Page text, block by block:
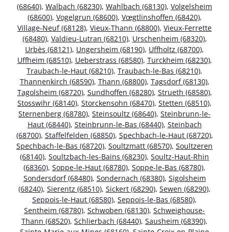
(68640), Walbach (68230), Wahlbach (68130), Volgelsheim
(68600), Vogelgrun (68600), Vœgtlinshoffen (68420),
Village-Neuf (68128), Vieux-Thann (68800), Vieux-Ferrette
(68480), Valdieu-Lutran (68210), Urschenheim (68320),
Urbès (68121), Ungersheim (68190), Uffholtz (68700),
Uffheim (68510), Ueberstrass (68580), Turckheim (68230),
Traubach-le-Haut (68210), Traubach-le-Bas (68210),
Thannenkirch (68590), Thann (68800), Tagsdorf (68130),
Tagolsheim (68720), Sundhoffen (68280), Strueth (68580),
Stosswihr (68140), Storckensohn (68470), Stetten (68510),
Sternenberg (68780), Steinsoultz (68640), Steinbrunn-le-
Haut (68440), Steinbrunn-le-Bas (68440), Steinbach
(68700), Staffelfelden (68850), Spechbach-le-Haut (68720),
Spechbach-le-Bas (68720), Soultzmatt (68570), Soultzeren
(68140), Soultzbach-les-Bains (68230), Soultz-Haut-Rhin
(68360), Soppe-le-Haut (68780), Soppe-le-Bas (68780),
Sondersdorf (68480), Sondernach (68380), Sigolsheim
(68240), Sierentz (68510), Sickert (68290), Sewen (68290),
Seppois-le-Haut (68580), Seppois-le-Bas (68580),
Sentheim (68780), Schwoben (68130), Schweighouse-
Thann (68520), Schlierbach (68440), Sausheim (68390),